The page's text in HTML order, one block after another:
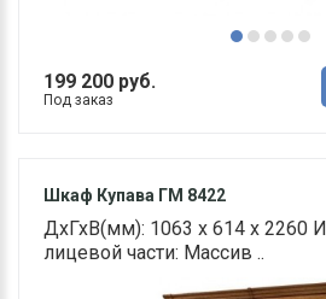
199 200 руб.
Под заказ
Шкаф Купава ГМ 8422
ДхГхВ(мм): 1063 х 614 х 2260
лицевой части: Массив ..